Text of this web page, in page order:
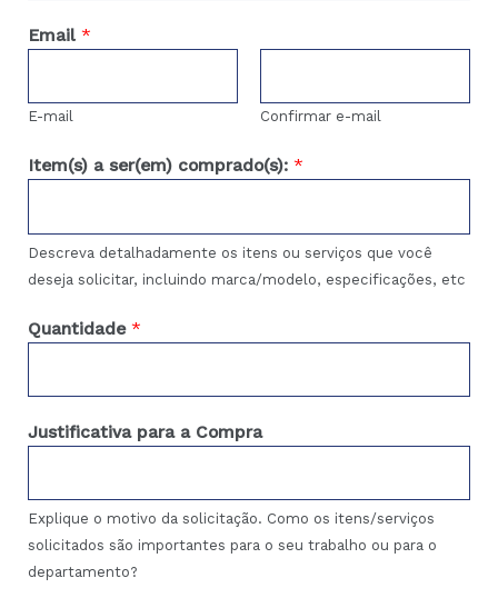
Email *
E-mail Confirmar e-mail
Item(s) a ser(em) comprado(s): *
Descreva detalhadamente os itens ou serviços que você
deseja solicitar, incluindo marca/modelo, especificações, etc
Quantidade *
Justificativa para a Compra
Explique o motivo da solicitação. Como os itens/serviços
solicitados são importantes para o seu trabalho ou para o
departamento?